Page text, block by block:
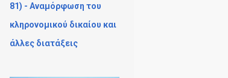
81) - Αναμόρφωση του
κληρονομικού δικαίου και
άλλες διατάξεις